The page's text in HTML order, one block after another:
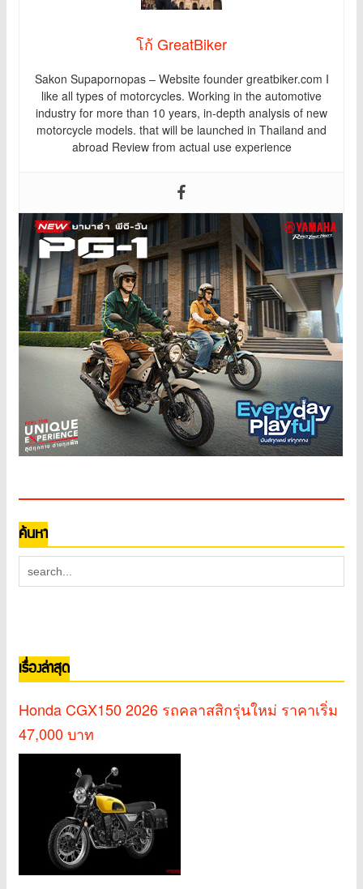
โก้ GreatBiker
Sakon Supapornopas – Website founder greatbiker.com I
like all types of motorcycles. Working in the automotive
industry for more than 10 years, in-depth analysis of new
motorcycle models. that will be launched in Thailand and
abroad Review from actual use experience
ค้นหา
เรื่องล่าสุด
Honda CGX150 2026 รถคลาสสิกรุ่นใหม่ ราคาเริ่ม
47,000 บาท